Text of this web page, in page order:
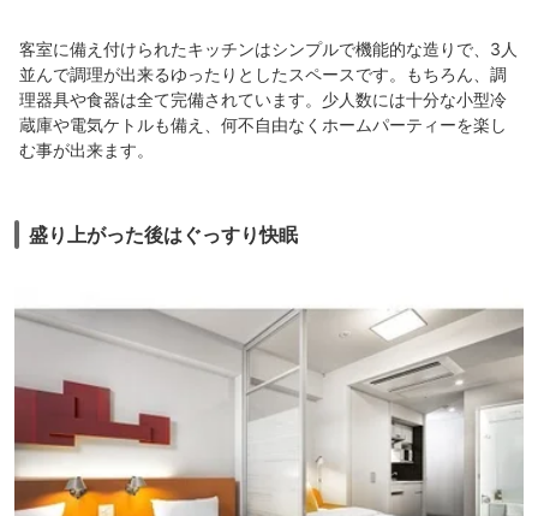
客室に備え付けられたキッチンはシンプルで機能的な造りで、3人
並んで調理が出来るゆったりとしたスペースです。もちろん、調
理器具や食器は全て完備されています。少人数には十分な小型冷
蔵庫や電気ケトルも備え、何不自由なくホームパーティーを楽し
む事が出来ます。
盛り上がった後はぐっすり快眠